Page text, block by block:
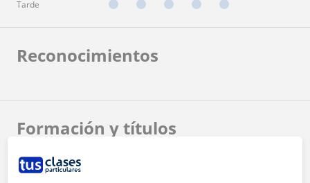
Tarde
Reconocimientos
Formación y títulos
Diseño gráfico
Diplomatura